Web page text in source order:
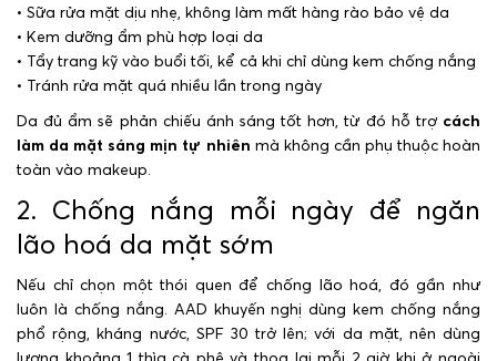
• Sữa rửa mặt dịu nhẹ, không làm mất hàng rào bảo vệ da
• Kem dưỡng ẩm phù hợp loại da
• Tẩy trang kỹ vào buổi tối, kể cả khi chỉ dùng kem chống nắng
• Tránh rửa mặt quá nhiều lần trong ngày
Da đủ ẩm sẽ phản chiếu ánh sáng tốt hơn, từ đó hỗ trợ cách
làm da mặt sáng mịn tự nhiên mà không cần phụ thuộc hoàn
toàn vào makeup.
2. Chống nắng mỗi ngày để ngăn
lão hoá da mặt sớm
Nếu chỉ chọn một thói quen để chống lão hoá, đó gần như
luôn là chống nắng. AAD khuyến nghị dùng kem chống nắng
phổ rộng, kháng nước, SPF 30 trở lên; với da mặt, nên dùng